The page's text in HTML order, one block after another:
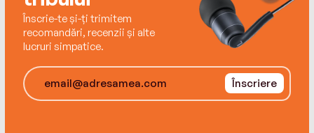
Înscrie-te și-ți trimitem
recomandări, recenzii și alte
lucruri simpatice.
Înscriere